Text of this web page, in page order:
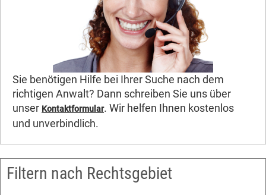
Sie benötigen Hilfe bei Ihrer Suche nach dem
richtigen Anwalt? Dann schreiben Sie uns über
unser Kontaktformular. Wir helfen Ihnen kostenlos
und unverbindlich.
Filtern nach Rechtsgebiet